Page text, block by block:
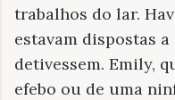
trabalhos do lar.
estavam dispostas
detivessem. Emily,
efebo ou de uma